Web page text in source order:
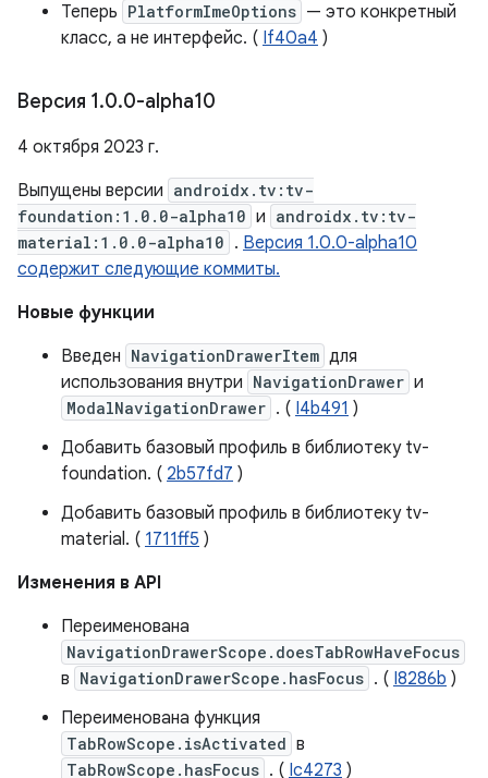
Теперь PlatformImeOptions — это конкретный
класс, а не интерфейс. ( If40a4 )
Версия 1.0.0-alpha10
4 октября 2023 г.
Выпущены версии androidx.tv:tv-
foundation:1.0.0-alpha10 и androidx.tv:tv-
material:1.0.0-alpha10 . Версия 1.0.0-alpha10
содержит следующие коммиты.
Новые функции
Введен NavigationDrawerItem для
использования внутри NavigationDrawer и
ModalNavigationDrawer . ( I4b491 )
Добавить базовый профиль в библиотеку tv-
foundation. ( 2b57fd7 )
Добавить базовый профиль в библиотеку tv-
material. ( 1711ff5 )
Изменения в API
Переименована
NavigationDrawerScope.doesTabRowHaveFocus
в NavigationDrawerScope.hasFocus . ( I8286b )
Переименована функция
TabRowScope.isActivated в
TabRowScope.hasFocus . ( Ic4273 )